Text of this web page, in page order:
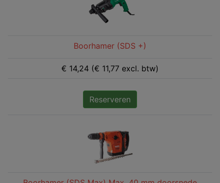
Boorhamer (SDS +)
€ 14,24 (€ 11,77 excl. btw)
Reserveren